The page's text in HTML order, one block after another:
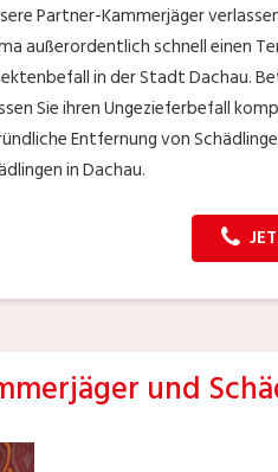
Partner-Kammerjäger
außerordentlich schnell einen
in der Stadt Dachau.
Sie ihren Ungezieferbefall
Entfernung von
in Dachau.
und